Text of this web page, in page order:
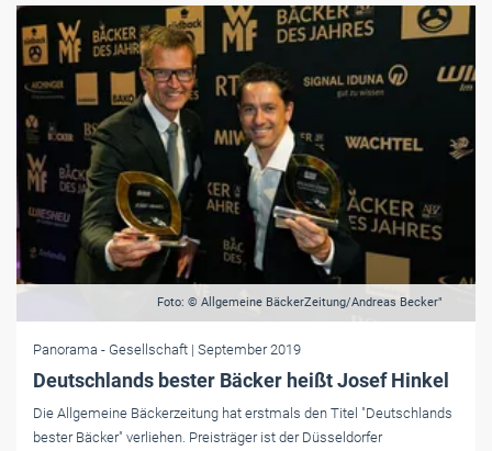
Foto: © Allgemeine BäckerZeitung/Andreas Becker"
Panorama - Gesellschaft | September 2019
Deutschlands bester Bäcker heißt Josef Hinkel
Die Allgemeine Bäckerzeitung hat erstmals den Titel "Deutschlands
bester Bäcker" verliehen. Preisträger ist der Düsseldorfer